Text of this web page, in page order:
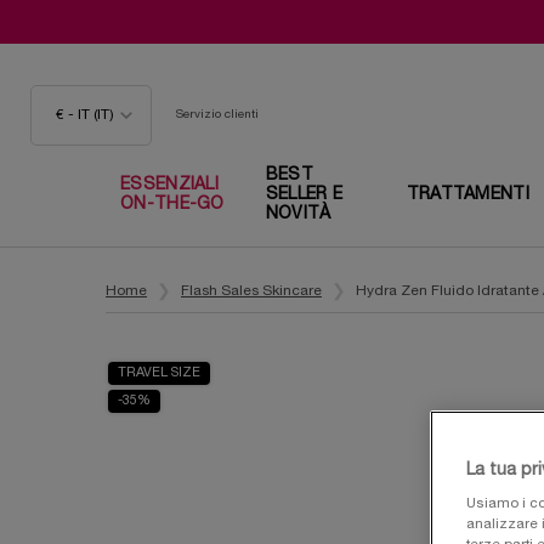
€ - IT (IT) Servizio clienti
ESSENZIALI
ON-THE-GO
BEST
SELLER E
NOVITÀ
TRATTAMENTI
Home Flash Sales Skincare Hydra Zen Fluido Idratante
TRAVEL SIZE
-35%
La tua
Usiamo i
analizzare